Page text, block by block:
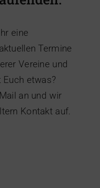
eine
Termine
Vereine und
etwas?
an und wir
Kontakt auf.